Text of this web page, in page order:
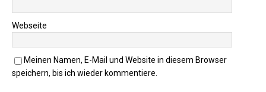
Webseite
Meinen Namen, E-Mail und Website in diesem Browser
speichern, bis ich wieder kommentiere.